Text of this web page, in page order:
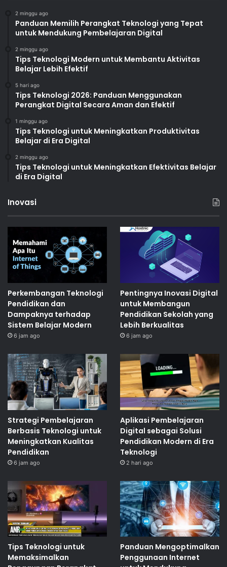
2 minggu ago
Panduan Memilih Perangkat Teknologi yang Tepat
untuk Mendukung Pembelajaran Digital
2 minggu ago
Tips Teknologi Modern untuk Membantu Aktivitas
Belajar Lebih Efektif
5 hari ago
Tips Teknologi 2026: Panduan Menggunakan
Perangkat Digital Secara Aman dan Efektif
1 minggu ago
Tips Teknologi untuk Meningkatkan Produktivitas
Belajar di Era Digital
2 minggu ago
Tips Teknologi untuk Meningkatkan Efektivitas Belajar
di Era Digital
Inovasi
Perkembangan Teknologi
Pendidikan dan
Dampaknya terhadap
Sistem Belajar Modern
6 jam ago
Pentingnya Inovasi Digital
untuk Membangun
Pendidikan Sekolah yang
Lebih Berkualitas
6 jam ago
Strategi Pembelajaran
Berbasis Teknologi untuk
Meningkatkan Kualitas
Pendidikan
6 jam ago
Aplikasi Pembelajaran
Digital sebagai Solusi
Pendidikan Modern di Era
Teknologi
2 hari ago
Tips Teknologi untuk
Memaksimalkan
Panduan Mengoptimalkan
Penggunaan Internet